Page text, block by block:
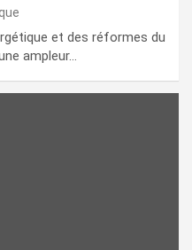
et des réformes du
ampleur…